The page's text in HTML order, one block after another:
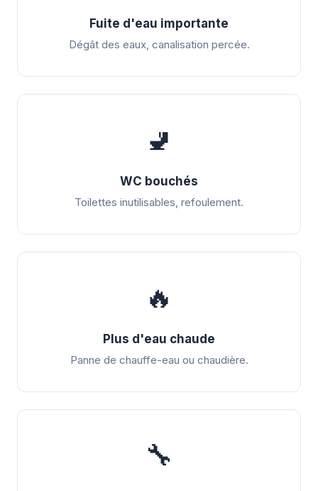
Fuite d'eau importante
Dégât des eaux, canalisation percée.
🚽
WC bouchés
Toilettes inutilisables, refoulement.
🔥
Plus d'eau chaude
Panne de chauffe-eau ou chaudière.
🔧